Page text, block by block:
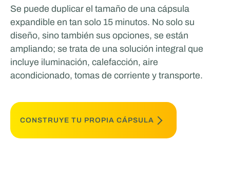
Se puede duplicar el tamaño de una cápsula
expandible en tan solo 15 minutos. No solo su
diseño, sino también sus opciones, se están
ampliando; se trata de una solución integral que
incluye iluminación, calefacción, aire
acondicionado, tomas de corriente y transporte.
CONSTRUYE TU PROPIA CÁPSULA